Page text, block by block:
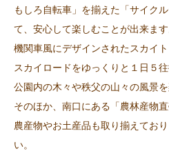
もしろ自転車」を揃えた「サイク
て、安心して楽しむことが出来ます
機関車風にデザインされたスカイ
スカイロードをゆっくりと１日５往
公園内の木々や秩父の山々の風景
そのほか、南口にある「農林産物
農産物やお土産品も取り揃えてお
い。